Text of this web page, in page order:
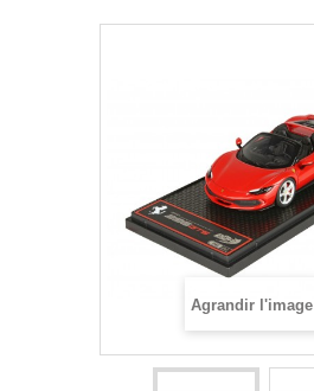
Agrandir l'image